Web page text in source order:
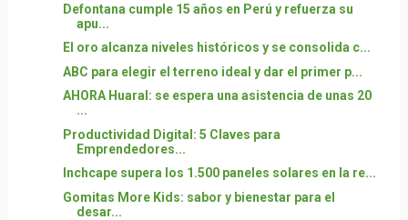
Defontana cumple 15 años en Perú y refuerza su
apu...
El oro alcanza niveles históricos y se consolida c...
ABC para elegir el terreno ideal y dar el primer p...
AHORA Huaral: se espera una asistencia de unas 20
...
Productividad Digital: 5 Claves para
Emprendedores...
Inchcape supera los 1.500 paneles solares en la re...
Gomitas More Kids: sabor y bienestar para el
desar...